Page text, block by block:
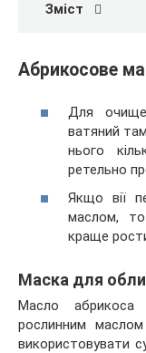
Зміст
Абрикосове
Для
ватяний
нього
ретельно
Якщо вії
маслом,
краще
Маска для
Масло абрикоса
рослинним
використовувати